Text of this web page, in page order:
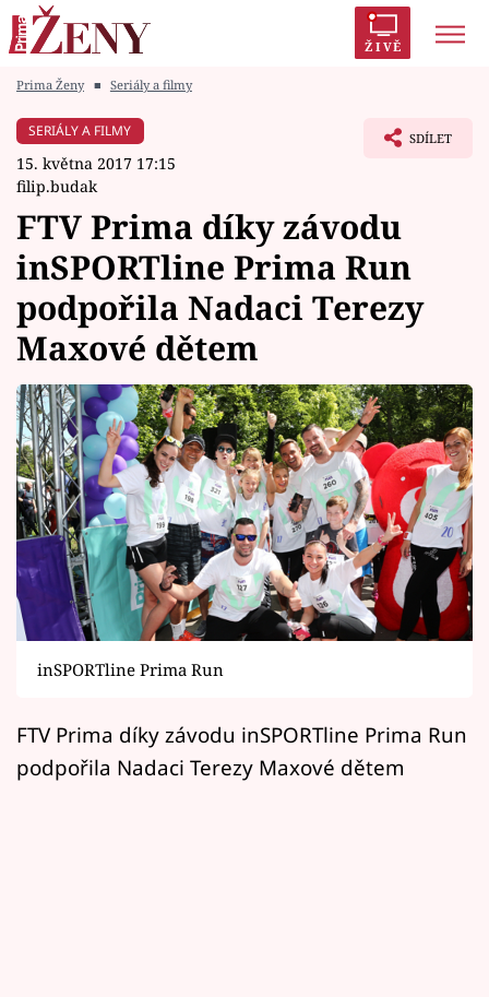
ŽIVĚ
Módní alarm
Témata
Celebrity
Vztahy
Seriály
Horoskopy
Sledujte prima+
Filmový festival Karlovy Vary
Přihlášení
Prima Ženy ■ Seriály a filmy
SERIÁLY A FILMY
15. května 2017 17:15
filip.budak
SDÍLET
FTV Prima díky závodu
inSPORTline Prima Run
podpořila Nadaci Terezy
Maxové dětem
inSPORTline Prima Run
FTV Prima díky závodu inSPORTline Prima Run
podpořila Nadaci Terezy Maxové dětem